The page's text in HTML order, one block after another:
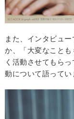
また、インタビュ
か、「大変なこと
く活動させてもら
動について語ってい